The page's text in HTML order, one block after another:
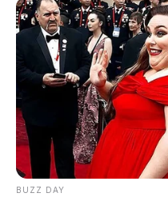
Huawei AITO M9:
Teknologi Huawei
Xpeng GX: SUV
Range 1.585 Km
BYD Leopard 8:
Tantang Land Cruiser!
MG 4X: SUV Listrik
BUZZ DAY